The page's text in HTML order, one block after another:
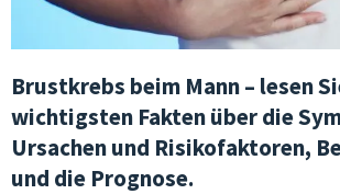
Brustkrebs beim Mann – lesen
wichtigsten Fakten über die
Ursachen und Risikofaktoren,
und die Prognose.